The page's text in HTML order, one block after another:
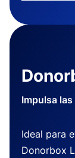
Impulsa
Ideal para
Donorbox